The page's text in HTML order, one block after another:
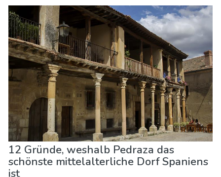
Unterkunft
12 Gründe, weshalb Pedraza das
schönste mittelalterliche Dorf Spaniens
ist